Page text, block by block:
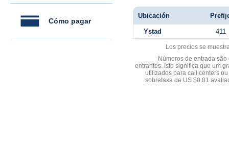
Cómo pagar
Ubicación
Ystad 411
Los precios se
Números de entrada
entrantes. Isto significa que um
utilizados para call centers
sobretaxa de US $0.01